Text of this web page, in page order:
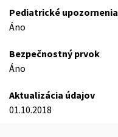
Pediatrické upozornenia
Áno
Bezpečnostný prvok
Áno
Aktualizácia údajov
01.10.2018